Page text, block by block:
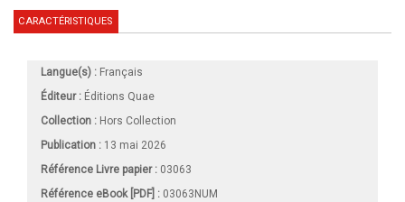
CARACTÉRISTIQUES
Langue(s) : Français
Éditeur : Éditions Quae
Collection : Hors Collection
Publication : 13 mai 2026
Référence Livre papier : 03063
Référence eBook [PDF] : 03063NUM